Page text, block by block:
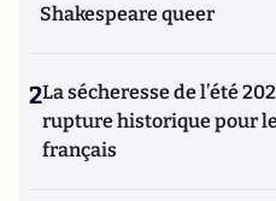
Shakespeare queer
2La sécheresse de l’été
rupture historique pour
français